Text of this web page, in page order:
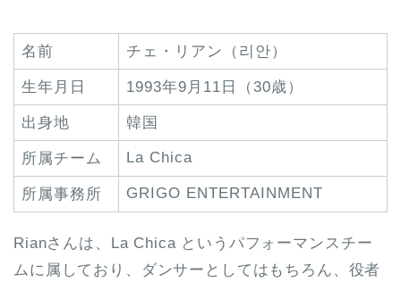
名前 チェ・リアン（리안）
生年月日 1993年9月11日（30歳）
出身地 韓国
所属チーム La Chica
所属事務所 GRIGO ENTERTAINMENT
Rianさんは、La Chica というパフォーマンスチー
ムに属しており、ダンサーとしてはもちろん、役者